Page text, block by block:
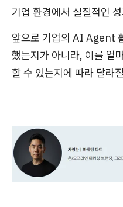
기업 환경에서 실질적인
앞으로 기업의 AI Agent
했는지가 아니라, 이를 얼
할 수 있는지에 따라 달라